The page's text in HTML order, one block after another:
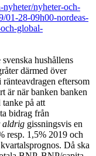
nyheter/nyheter-och-
01-28-09h00-nordeas-
global-
hushållens
därmed över
eftersom
är när banken banken
på att
bidrag från
aldrig gissningsvis en
resp. 1,5% 2019 och
Då ska